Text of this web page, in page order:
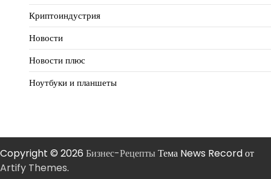
Криптоиндустрия
Новости
Новости плюс
Ноутбуки и планшеты
Copyright © 2026 Бизнес-РецептыТема News Record от
Artify Themes.